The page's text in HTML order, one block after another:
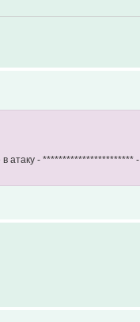
атаку - *********************** -